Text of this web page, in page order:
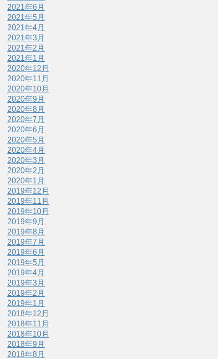
2021年6月
2021年5月
2021年4月
2021年3月
2021年2月
2021年1月
2020年12月
2020年11月
2020年10月
2020年9月
2020年8月
2020年7月
2020年6月
2020年5月
2020年4月
2020年3月
2020年2月
2020年1月
2019年12月
2019年11月
2019年10月
2019年9月
2019年8月
2019年7月
2019年6月
2019年5月
2019年4月
2019年3月
2019年2月
2019年1月
2018年12月
2018年11月
2018年10月
2018年9月
2018年8月